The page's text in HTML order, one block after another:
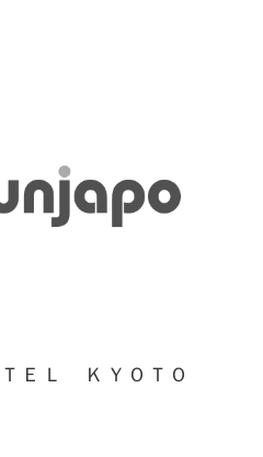
ＥＬ ＫＹＯＴＯ